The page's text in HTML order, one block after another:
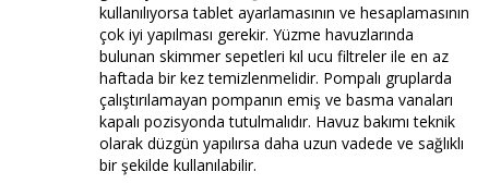
kullanılıyorsa tablet ayarlamasının ve hesaplamasının
çok iyi yapılması gerekir. Yüzme havuzlarında
bulunan skimmer sepetleri kıl ucu filtreler ile en az
haftada bir kez temizlenmelidir. Pompalı gruplarda
çalıştırılamayan pompanın emiş ve basma vanaları
kapalı pozisyonda tutulmalıdır. Havuz bakımı teknik
olarak düzgün yapılırsa daha uzun vadede ve sağlıklı
bir şekilde kullanılabilir.